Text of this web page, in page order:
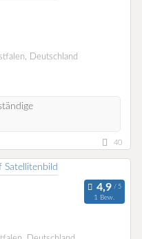
Deutschland
40
1 Bew.